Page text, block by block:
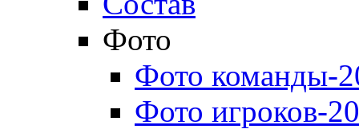
Фото
Фото команды-
Фото игроков-